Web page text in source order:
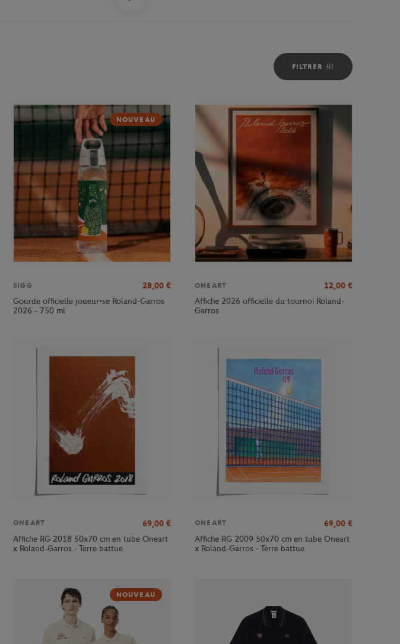
FILTRER
NOUVEAU
SIGG 28,00 €
Gourde officielle joueur•se Roland-Garros
2026 - 750 ml
ONEART 12,00 €
Affiche 2026 officielle du tournoi Roland-
Garros
ONEART 69,00 €
Affiche RG 2018 50x70 cm en tube Oneart
x Roland-Garros - Terre battue
ONEART 69,00 €
Affiche RG 2009 50x70 cm en tube Oneart
x Roland-Garros - Terre battue
NOUVEAU